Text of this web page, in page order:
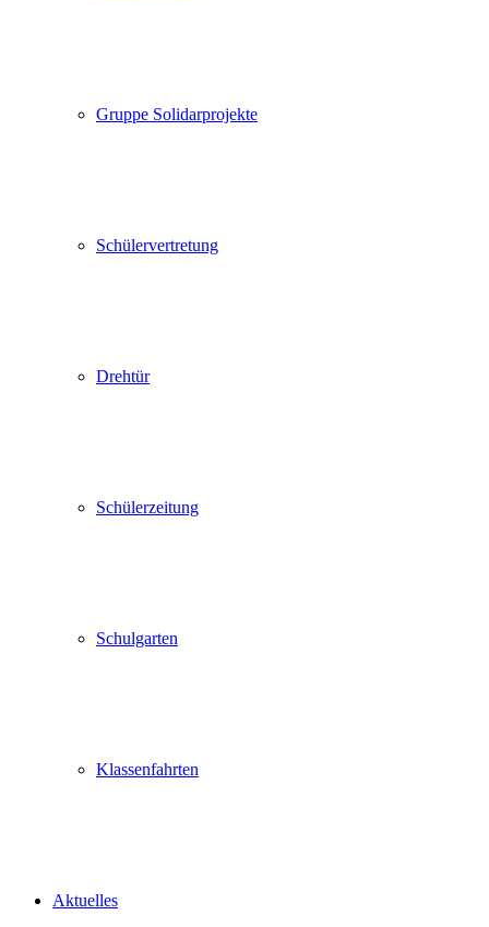
Gruppe Solidarprojekte
Schülervertretung
Drehtür
Schülerzeitung
Schulgarten
Klassenfahrten
Aktuelles